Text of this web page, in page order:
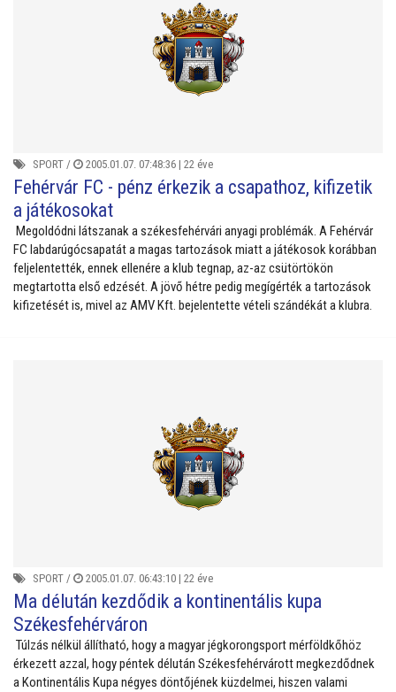
SPORT / 2005.01.07. 07:48:36 | 22 éve
Fehérvár FC - pénz érkezik a csapathoz, kifizetik
a játékosokat
Megoldódni látszanak a székesfehérvári anyagi problémák. A Fehérvár
FC labdarúgócsapatát a magas tartozások miatt a játékosok korábban
feljelentették, ennek ellenére a klub tegnap, az-az csütörtökön
megtartotta első edzését. A jövő hétre pedig megígérték a tartozások
kifizetését is, mivel az AMV Kft. bejelentette vételi szándékát a klubra.
SPORT / 2005.01.07. 06:43:10 | 22 éve
Ma délután kezdődik a kontinentális kupa
Székesfehérváron
Túlzás nélkül állítható, hogy a magyar jégkorongsport mérföldkőhöz
érkezett azzal, hogy péntek délután Székesfehérvárott megkezdődnek
a Kontinentális Kupa négyes döntőjének küzdelmei, hiszen valami